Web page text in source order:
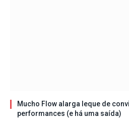
Mucho Flow alarga leque de
performances (e há uma saída)